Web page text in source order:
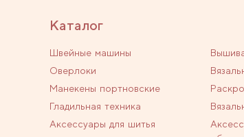
Каталог
Швейные машины
Оверлоки
Манекены портновские
Гладильная техника
Аксессуары для шитья